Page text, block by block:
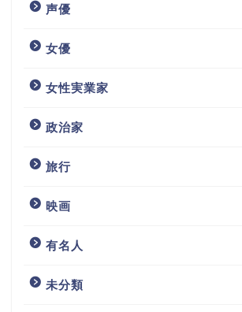
声優
女優
女性実業家
政治家
旅行
映画
有名人
未分類